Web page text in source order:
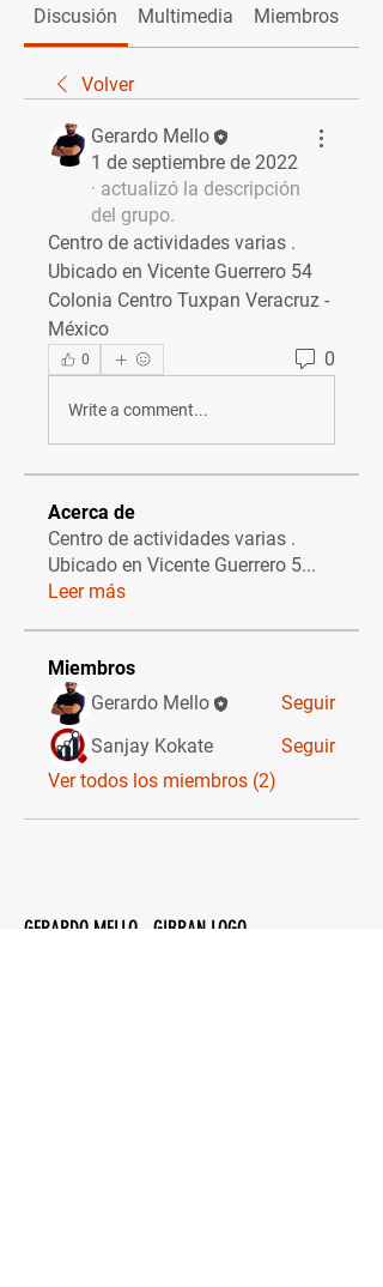
Discusión Multimedia Miembros
Volver
Gerardo Mello
1 de septiembre de 2022
· actualizó la descripción
del grupo.
Centro de actividades varias .
Ubicado en Vicente Guerrero 54
Colonia Centro Tuxpan Veracruz -
México
0 0
Write a comment...
Acerca de
Centro de actividades varias .
Ubicado en Vicente Guerrero 5...
Leer más
Miembros
Gerardo Mello
Seguir
Sanjay Kokate
Seguir
Ver todos los miembros (2)
GERARDO MELLO - GIBRAN LOGO